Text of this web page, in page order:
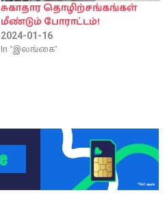
சுகாதார தொழிற்சங்கங்கள்
மீண்டும் போராட்டம்!
2024-01-16
In "இலங்கை"